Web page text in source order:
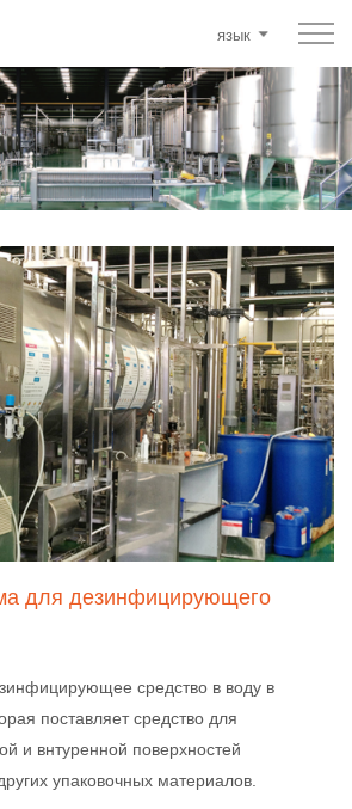
язык
для дезинфицирующего
средство в воду в
поставляет средство для
и внтуренной поверхностей
упаковочных материалов.